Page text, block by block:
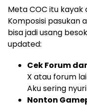
Meta COC itu
Komposisi pasukan
bisa jadi usang
updated:
Cek Forum
X atau forum
Aku sering
Nonton